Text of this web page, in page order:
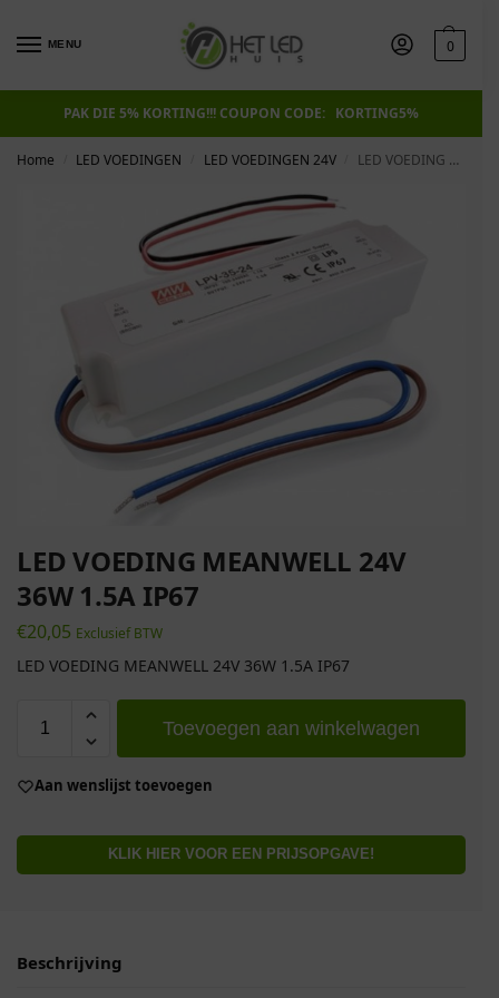
MENU 0
PAK DIE 5% KORTING!!! COUPON CODE: KORTING5%
Home LED VOEDINGEN LED VOEDINGEN 24V LED VOEDING MEANWELL 24V 36W 1.5A IP67
LED VOEDING MEANWELL 24V
36W 1.5A IP67
€20,05 Exclusief BTW
LED VOEDING MEANWELL 24V 36W 1.5A IP67
Toevoegen aan winkelwagen
Aan wenslijst toevoegen
KLIK HIER VOOR EEN PRIJSOPGAVE!
Beschrijving